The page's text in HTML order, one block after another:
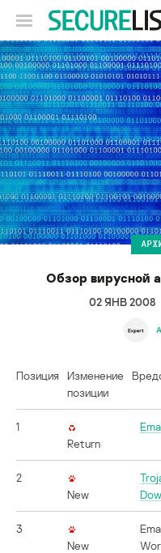
Обзор вирусной
02 ЯНВ 2008
Позиция
Изменение
позиции
1
Return
2
New
3
New